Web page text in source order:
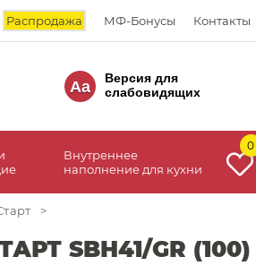
Распродажа МФ-Бонусы Контакты
Aa
Версия для
слабовидящих
Внутреннее
наполнение для кухни
0
>
SBH41/GR (100)